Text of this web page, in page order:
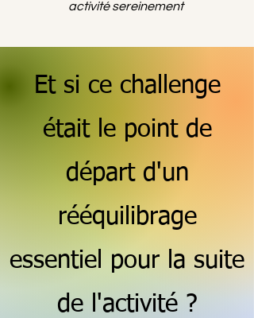
activité sereinement
Et si ce challenge
était le point de
départ d'un
rééquilibrage
essentiel pour la suite
de l'activité ?